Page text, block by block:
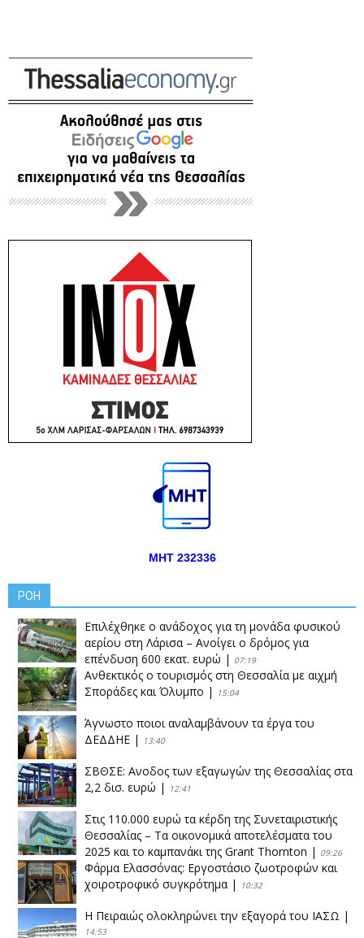
ΜΗΤ 232336
ΡΟΗ
Επιλέχθηκε ο ανάδοχος για τη μονάδα φυσικού
αερίου στη Λάρισα – Ανοίγει ο δρόμος για
επένδυση 600 εκατ. ευρώ | 07:19
Ανθεκτικός ο τουρισμός στη Θεσσαλία με αιχμή
Σποράδες και Όλυμπο | 15:04
Άγνωστο ποιοι αναλαμβάνουν τα έργα του
ΔΕΔΔΗΕ | 13:40
ΣΒΘΣΕ: Aνοδος των εξαγωγών της Θεσσαλίας στα
2,2 δισ. ευρώ | 12:41
Στις 110.000 ευρώ τα κέρδη της Συνεταιριστικής
Θεσσαλίας – Τα οικονομικά αποτελέσματα του
2025 και το καμπανάκι της Grant Thornton | 09:26
Φάρμα Ελασσόνας: Εργοστάσιο ζωοτροφών και
χοιροτροφικό συγκρότημα | 10:32
Η Πειραιώς ολοκληρώνει την εξαγορά του ΙΑΣΩ |
14:53